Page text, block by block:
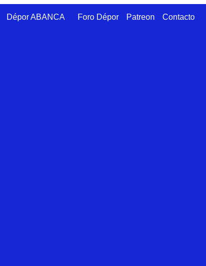
Dépor ABANCA Foro Dépor Patreon Contacto